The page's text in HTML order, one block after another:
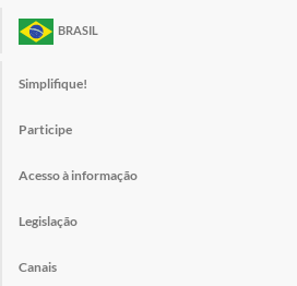
BRASIL
Simplifique!
Participe
Acesso à informação
Legislação
Canais